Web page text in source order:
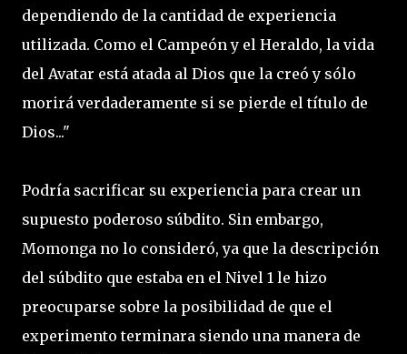
dependiendo de la cantidad de experiencia
utilizada. Como el Campeón y el Heraldo, la vida
del Avatar está atada al Dios que la creó y sólo
morirá verdaderamente si se pierde el título de
Dios..."
Podría sacrificar su experiencia para crear un
supuesto poderoso súbdito. Sin embargo,
Momonga no lo consideró, ya que la descripción
del súbdito que estaba en el Nivel 1 le hizo
preocuparse sobre la posibilidad de que el
experimento terminara siendo una manera de